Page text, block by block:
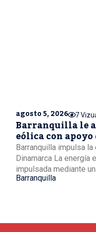
agosto 5, 2026 7
Barranquilla le
eólica con
Barranquilla impulsa
Dinamarca La energía
impulsada mediante
Barranquilla